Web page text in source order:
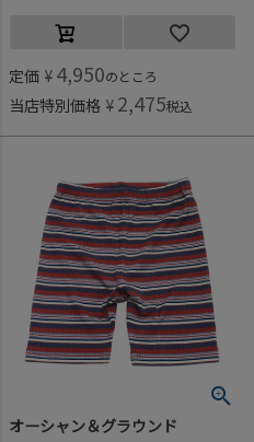
定価 ¥ 4,950のところ
当店特別価格 ¥ 2,475税込
オーシャン＆グラウンド